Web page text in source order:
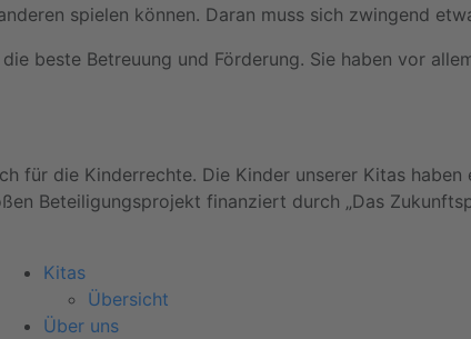
spielen können. Daran muss sich zwingend
beste Betreuung und Förderung. Sie haben vor
für die Kinderrechte. Die Kinder unserer Kitas haben
Beteiligungsprojekt finanziert durch „Das
Kitas
Übersicht
Über uns